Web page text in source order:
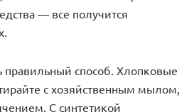
— все получится
правильный способ. Хлопковые
с хозяйственным мылом,
С синтетикой